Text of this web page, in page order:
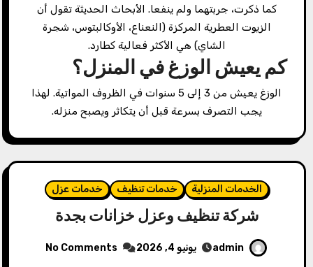
كما ذكرت، جربتهما ولم ينفعا. الأبحاث الحديثة تقول أن
الزيوت العطرية المركزة (النعناع، الأوكالبتوس، شجرة
الشاي) هي الأكثر فعالية كطارد.
كم يعيش الوزغ في المنزل؟
الوزغ يعيش من 3 إلى 5 سنوات في الظروف المواتية. لهذا
يجب التصرف بسرعة قبل أن يتكاثر ويصبح منزله.
الخدمات المنزلية خدمات تنظيف خدمات عزل
شركة تنظيف وعزل خزانات بجدة
admin يونيو 4, 2026 No Comments